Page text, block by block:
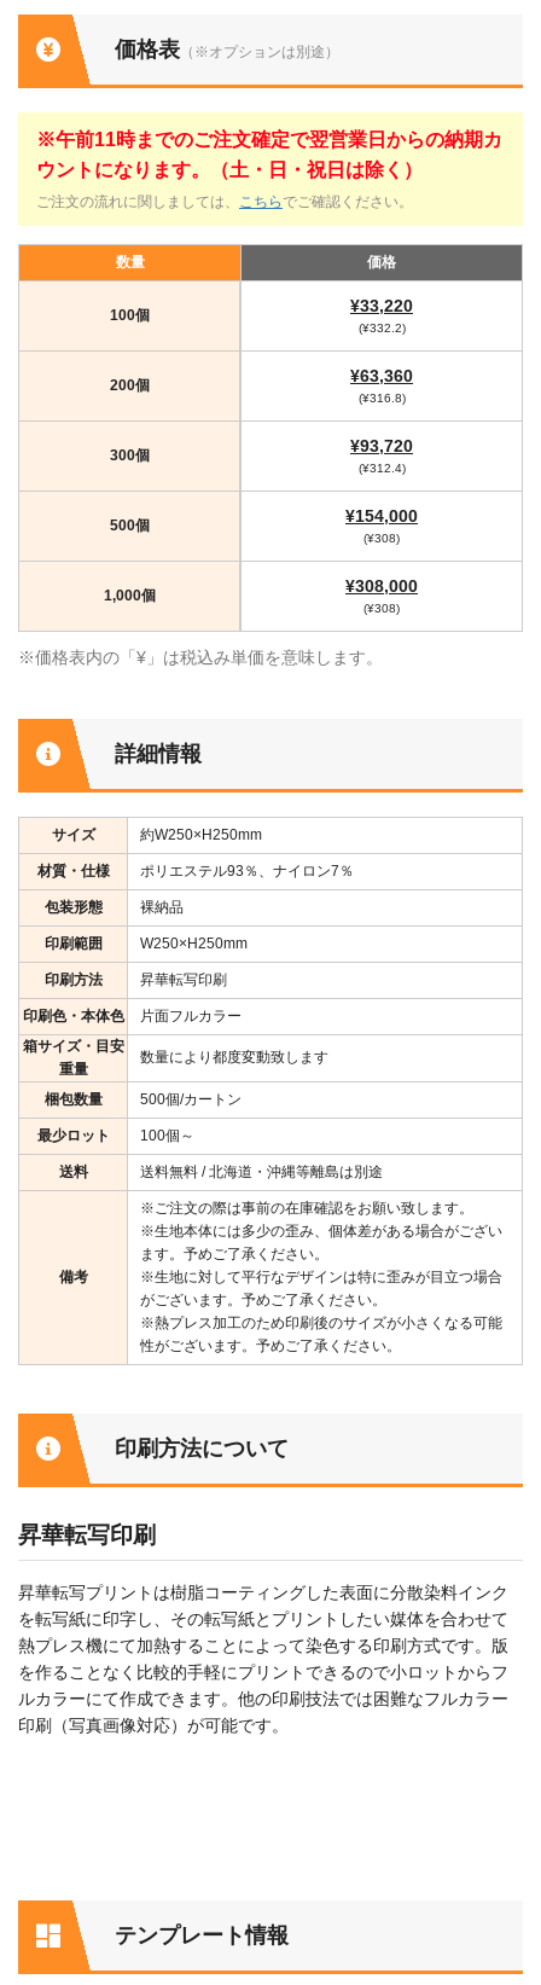
価格表 （※オプションは別途）
※午前11時までのご注文確定で翌営業日からの納期カ
ウントになります。（土・日・祝日は除く）
ご注文の流れに関しましては、 こちら でご確認ください。
数量 価格
100個 ¥33,220
(¥332.2)
200個 ¥63,360
(¥316.8)
300個 ¥93,720
(¥312.4)
500個 ¥154,000
(¥308)
1,000個 ¥308,000
(¥308)
※価格表内の「¥」は税込み単価を意味します。
詳細情報
サイズ 約W250×H250mm
材質・仕様 ポリエステル93％、ナイロン7％
包装形態 裸納品
印刷範囲 W250×H250mm
印刷方法 昇華転写印刷
印刷色・本体色
片面フルカラー
箱サイズ・目安
重量
数量により都度変動致します
梱包数量 500個/カートン
最少ロット 100個～
送料 送料無料 / 北海道・沖縄等離島は別途
備考
※ご注文の際は事前の在庫確認をお願い致します。
※生地本体には多少の歪み、個体差がある場合がござい
ます。予めご了承ください。
※生地に対して平行なデザインは特に歪みが目立つ場合
がございます。予めご了承ください。
※熱プレス加工のため印刷後のサイズが小さくなる可能
性がございます。予めご了承ください。
印刷方法について
昇華転写印刷
昇華転写プリントは樹脂コーティングした表面に分散染料インク
を転写紙に印字し、その転写紙とプリントしたい媒体を合わせて
熱プレス機にて加熱することによって染色する印刷方式です。版
を作ることなく比較的手軽にプリントできるので小ロットからフ
ルカラーにて作成できます。他の印刷技法では困難なフルカラー
印刷（写真画像対応）が可能です。
テンプレート情報